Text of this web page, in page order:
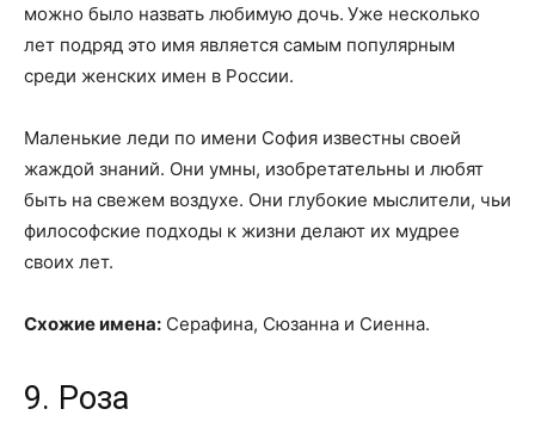
можно было назвать любимую дочь. Уже несколько
лет подряд это имя является самым популярным
среди женских имен в России.
Маленькие леди по имени София известны своей
жаждой знаний. Они умны, изобретательны и любят
быть на свежем воздухе. Они глубокие мыслители, чьи
философские подходы к жизни делают их мудрее
своих лет.
Схожие имена: Серафина, Сюзанна и Сиенна.
9. Роза